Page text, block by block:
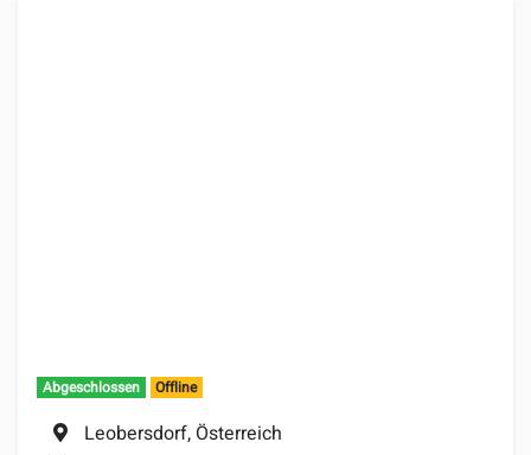
Abgeschlossen Offline
Ort:
Leobersdorf, Österreich